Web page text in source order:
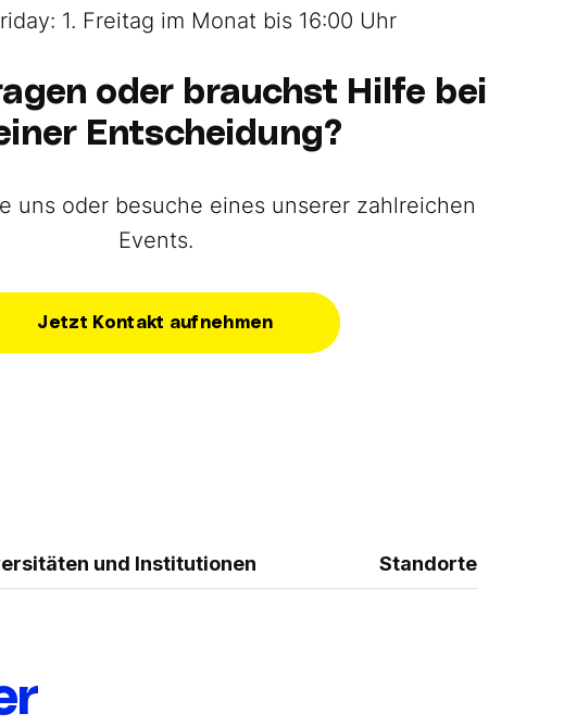
1. Freitag im Monat bis 16:00 Uhr
oder brauchst Hilfe bei
Entscheidung?
uns oder besuche eines unserer zahlreichen
Events.
Jetzt Kontakt aufnehmen
und Institutionen Standorte